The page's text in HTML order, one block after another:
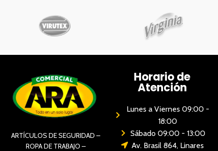
ARTÍCULOS DE SEGURIDAD –
ROPA DE TRABAJO –
Horario de
Atención
Lunes a Viernes 09:00 -
18:00
Sábado 09:00 - 13:00
Av. Brasil 864, Linares